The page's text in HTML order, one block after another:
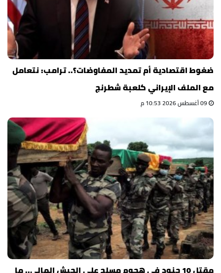
ضغوط اقتصادية أم تمديد المفاوضات؟.. ترامب: نتعامل
مع الملف الإيراني كلعبة شطرنج
مقتل 10 جنود في هجوم مسلح على الجيش المالي.. ما